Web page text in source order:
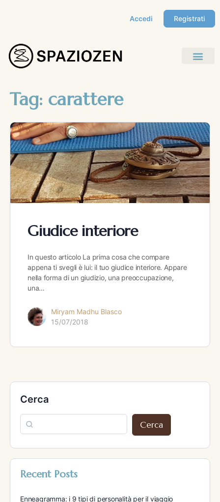
Accedi Registrati
Tag: carattere
Giudice interiore
In questo articolo La prima cosa che compare
appena ti svegli è lui: il tuo giudice interiore. Appare
nella forma di un giudizio, una preoccupazione,
una…
Miryam Madhu Blasco
15/07/2018
Cerca
Cerca
Recent Posts
Enneagramma: i 9 tipi di personalità per il viaggio